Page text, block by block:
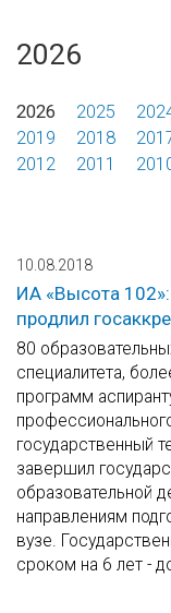
2026
2026 2025
2019
2018
2012
2011
10.08.2018
ИА «Высота 102»:
продлил
80
специалитета,
программ
государственный
завершил
образовательной
направлениям
вузе.
сроком на 6 лет -